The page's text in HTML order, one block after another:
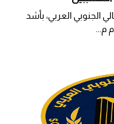
الجنوبي العربي، بأشد
م...